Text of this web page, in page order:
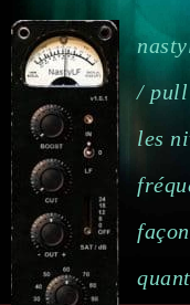
/ pull
les